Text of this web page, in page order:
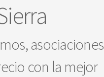
asociaciones
con la mejor